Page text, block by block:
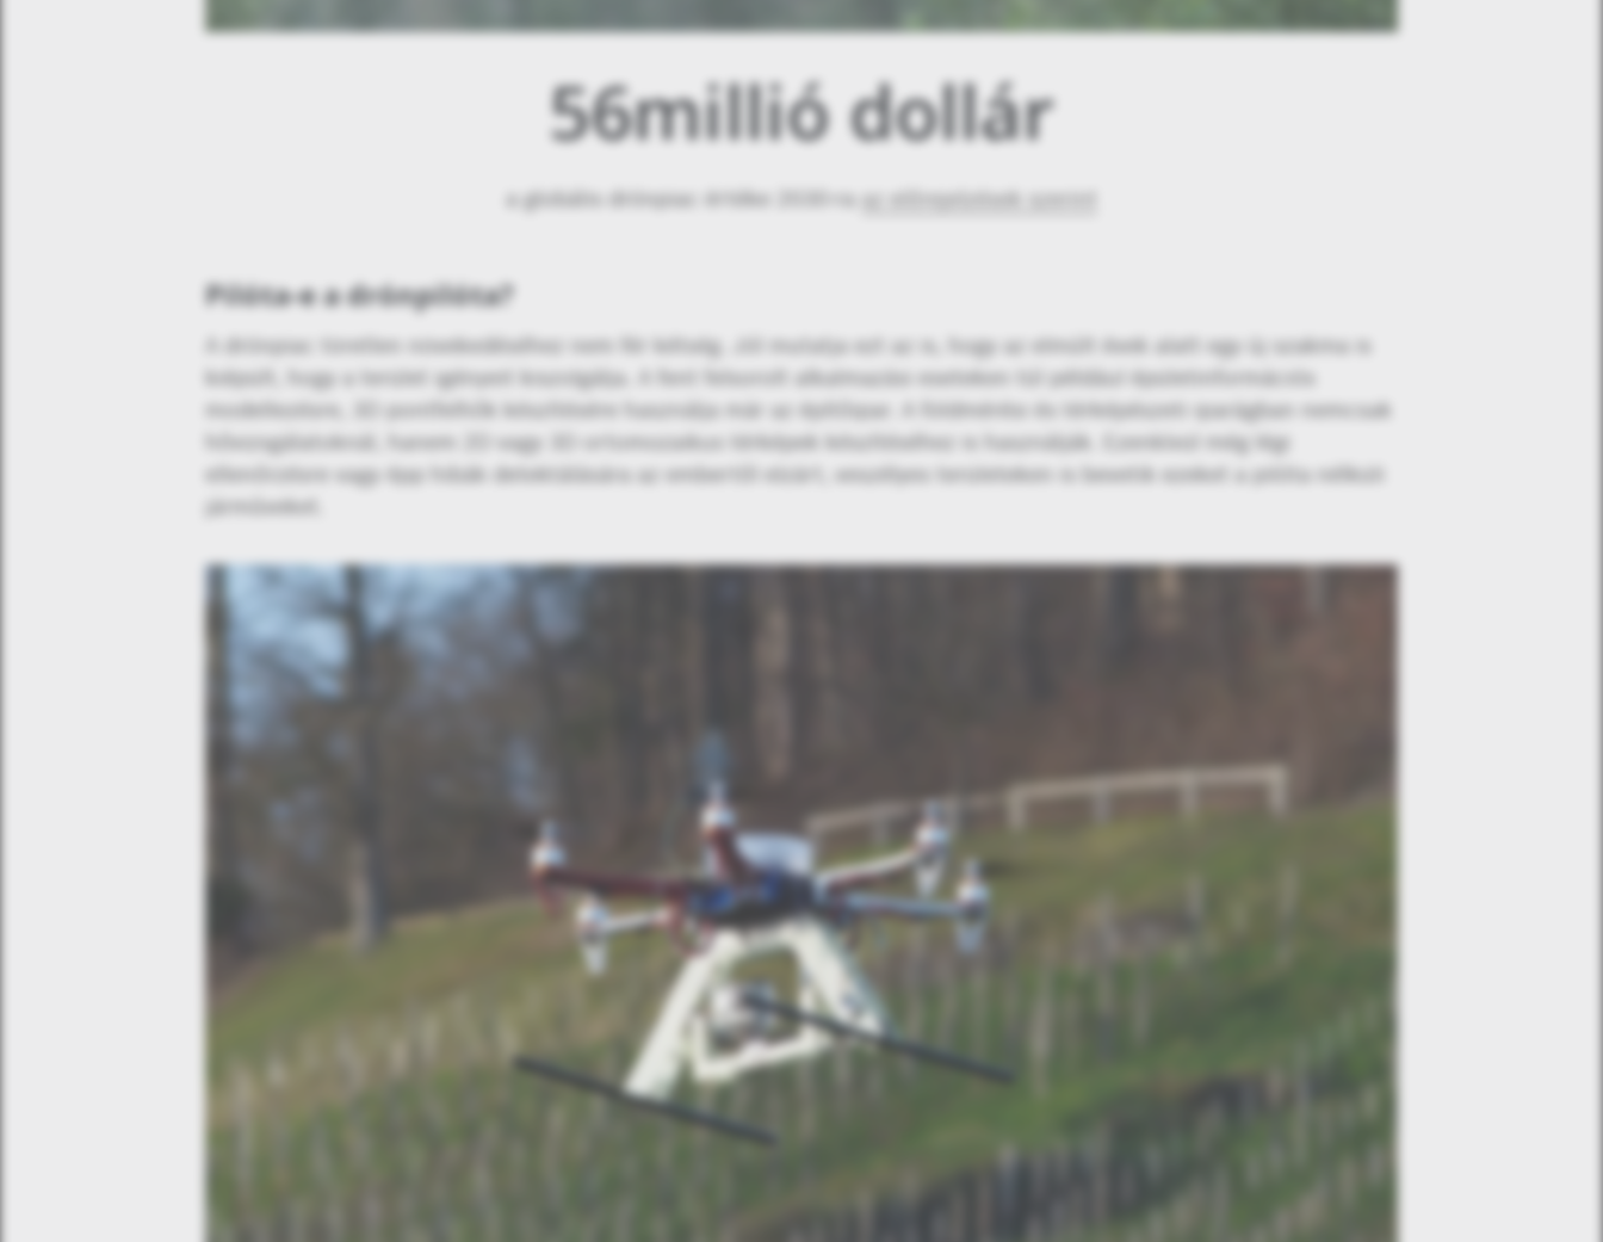
56millió dollár
a globális drónpiac értéke 2030-ra az előrejelzések szerint
Pilóta-e a drónpilóta?
A drónpiac töretlen növekedéséhez nem fér kétség. Jól mutatja ezt az is, hogy az elmúlt évek alatt egy új szakma is
kiépült, hogy a terület igényeit kiszolgálja. A fent felsorolt alkalmazási eseteken túl például épületinformációs
modellezésre, 3D pontfelhők készítésére használja már az építőipar. A földmérési és térképészeti iparágban nemcsak
hővizsgálatoknál, hanem 2D vagy 3D ortomozaikus térképek készítéséhez is használják. Ezenkívül még légi
ellenőrzésre vagy épp hibák detektálására az embertől elzárt, veszélyes területeken is bevetik ezeket a pilóta nélküli
járműveket.